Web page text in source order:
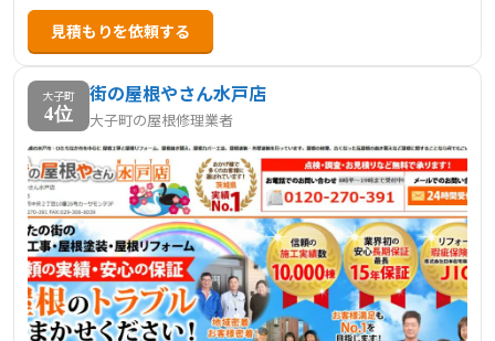
見積もりを依頼する
大子町
4位
街の屋根やさん水戸店
大子町の屋根修理業者